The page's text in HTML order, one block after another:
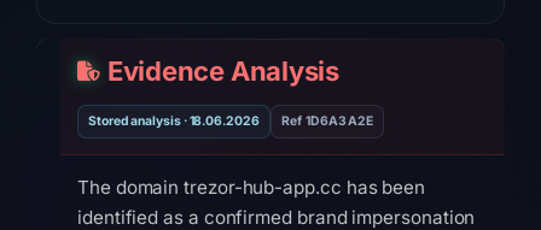
Evidence Analysis
Stored analysis · 18.06.2026 Ref 1D6A3A2E
The domain trezor-hub-app.cc has been
identified as a confirmed brand impersonation